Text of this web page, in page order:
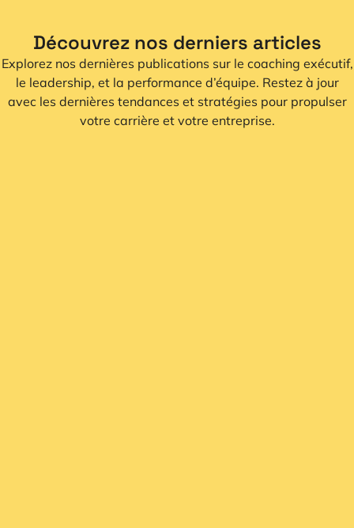
Découvrez nos derniers articles
Explorez nos dernières publications sur le coaching exécutif,
le leadership, et la performance d’équipe. Restez à jour
avec les dernières tendances et stratégies pour propulser
votre carrière et votre entreprise.